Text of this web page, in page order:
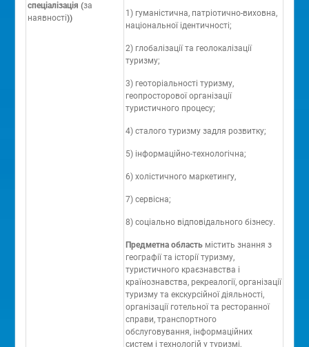
спеціалізація (за
наявності))
1) гуманістична, патріотично-виховна,
національної ідентичності;
2) глобалізації та геолокалізації
туризму;
3) геоторіальності туризму,
геопросторової організації
туристичного процесу;
4) сталого туризму задля розвитку;
5) інформаційно-технологічна;
6) холістичного маркетингу,
7) сервісна;
8) соціально відповідального бізнесу.
Предметна областьмістить знання з
географії та історії туризму,
туристичного краєзнавства і
країнознавства, рекреалогії, організації
туризму та екскурсійної діяльності,
організації готельної та ресторанної
справи, транспортного
обслуговування, інформаційних
систем і технологій у туризмі,